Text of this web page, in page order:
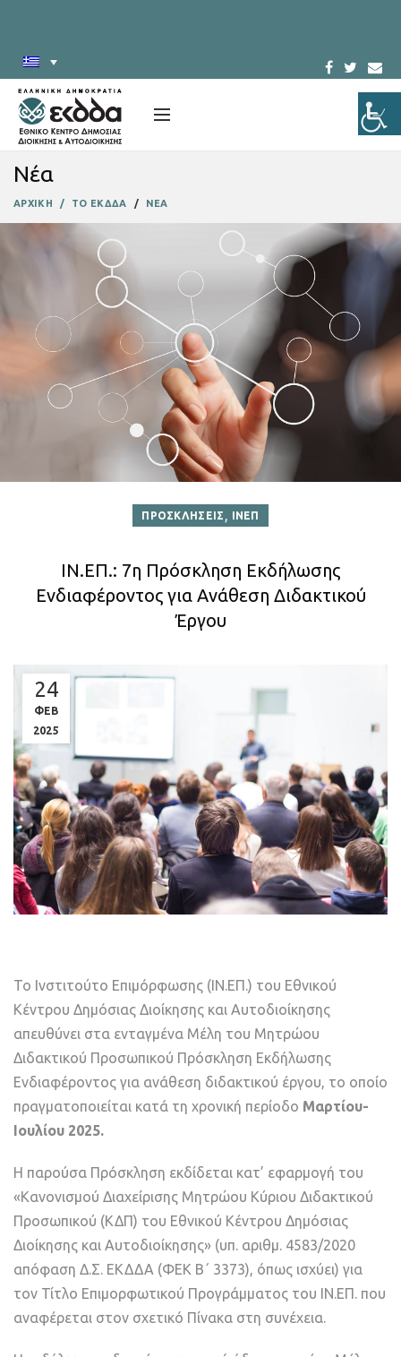
Νέα
ΑΡΧΙΚΗ ΤΟ ΕΚΔΔΑ ΝΕΑ
ΠΡΟΣΚΛΗΣΕΙΣ , ΙΝΕΠ
ΙΝ.ΕΠ.: 7η Πρόσκληση Εκδήλωσης
Ενδιαφέροντος για Ανάθεση Διδακτικού
Έργου
24
ΦΕΒ
2025
Το Ινστιτούτο Επιμόρφωσης (ΙΝ.ΕΠ.) του Εθνικού
Κέντρου Δημόσιας Διοίκησης και Αυτοδιοίκησης
απευθύνει στα ενταγμένα Μέλη του Μητρώου
Διδακτικού Προσωπικού Πρόσκληση Εκδήλωσης
Ενδιαφέροντος για ανάθεση διδακτικού έργου, το οποίο
πραγματοποιείται κατά τη χρονική περίοδο Μαρτίου-
Ιουλίου 2025.
Η παρούσα Πρόσκληση εκδίδεται κατ’ εφαρμογή του
«Κανονισμού Διαχείρισης Μητρώου Κύριου Διδακτικού
Προσωπικού (ΚΔΠ) του Εθνικού Κέντρου Δημόσιας
Διοίκησης και Αυτοδιοίκησης» (υπ. αριθμ. 4583/2020
απόφαση Δ.Σ. ΕΚΔΔΑ (ΦΕΚ B΄ 3373), όπως ισχύει) για
τον Τίτλο Επιμορφωτικού Προγράμματος του ΙΝ.ΕΠ. που
αναφέρεται στον σχετικό Πίνακα στη συνέχεια.